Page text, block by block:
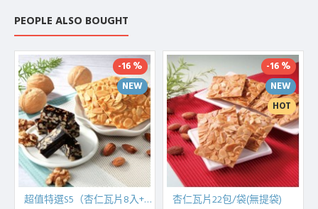
PEOPLE ALSO BOUGHT
NEW
-16 %
超值特選S5（杏仁瓦片8入+南棗核桃糕200g）
NEW
HOT
-16 %
杏仁瓦片22包/袋(無提袋)